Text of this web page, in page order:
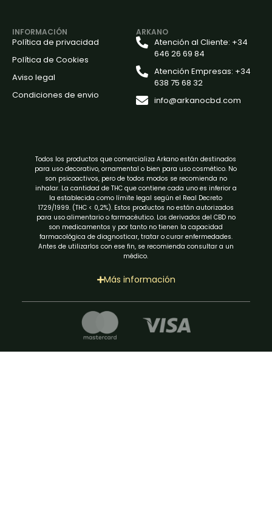
INFORMACIÓN
Política de privacidad
Política de Cookies
Aviso legal
Condiciones de envio
ARKANO
Atención al Cliente: +34
646 26 69 84
Atención Empresas: +34
638 75 68 32
info@arkanocbd.com
Todos los productos que comercializa Arkano están destinados
para uso decorativo, ornamental o bien para uso cosmético. No
son psicoactivos, pero de todos modos se recomienda no
inhalar. La cantidad de THC que contiene cada uno es inferior a
la establecida como límite legal según el Real Decreto
1729/1999. (THC < 0,2%). Estos productos no están autorizados
para uso alimentario o farmacéutico. Los derivados del CBD no
son medicamentos y por tanto no tienen la capacidad
farmacológica de diagnosticar, tratar o curar enfermedades.
Antes de utilizarlos con ese fin, se recomienda consultar a un
médico.
Más información